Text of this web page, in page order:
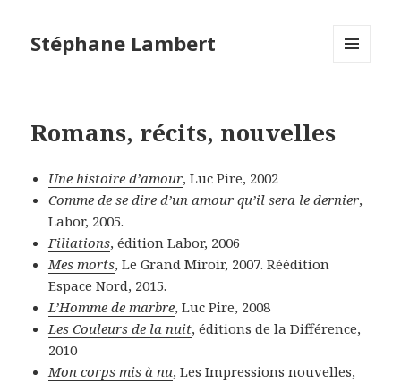
Stéphane Lambert
Romans, récits, nouvelles
Une histoire d’amour, Luc Pire, 2002
Comme de se dire d’un amour qu’il sera le dernier,
Labor, 2005.
Filiations, édition Labor, 2006
Mes morts, Le Grand Miroir, 2007. Réédition
Espace Nord, 2015.
L’Homme de marbre, Luc Pire, 2008
Les Couleurs de la nuit, éditions de la Différence,
2010
Mon corps mis à nu, Les Impressions nouvelles,